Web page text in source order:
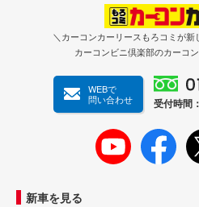
＼カーコンカーリースもろコミが
カーコンビニ倶楽部のカーコ
WEBで
問い合わせ
受付時間
新車を見る